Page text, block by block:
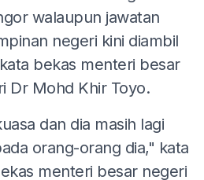
walaupun jawatan
negeri kini diambil
bekas menteri besar
Dr Mohd Khir Toyo.
dan dia masih lagi
orang-orang dia," kata
menteri besar negeri